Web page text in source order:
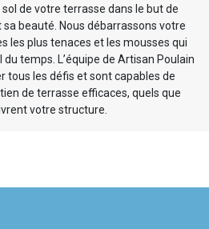
de votre terrasse dans le but de
beauté. Nous débarrassons votre
les plus tenaces et les mousses qui
du temps. L’équipe de Artisan Poulain
tous les défis et sont capables de
de terrasse efficaces, quels que
votre structure.